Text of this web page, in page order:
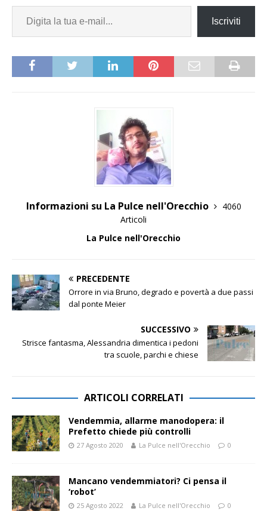
Iscriviti
Informazioni su La Pulce nell'Orecchio
4060
Articoli
La Pulce nell'Orecchio
PRECEDENTE
Orrore in via Bruno, degrado e povertà a due passi
dal ponte Meier
SUCCESSIVO
Strisce fantasma, Alessandria dimentica i pedoni
tra scuole, parchi e chiese
ARTICOLI CORRELATI
Vendemmia, allarme manodopera: il
Prefetto chiede più controlli
27 Agosto 2020 La Pulce nell'Orecchio 0
Mancano vendemmiatori? Ci pensa il
‘robot’
25 Agosto 2022 La Pulce nell'Orecchio 0